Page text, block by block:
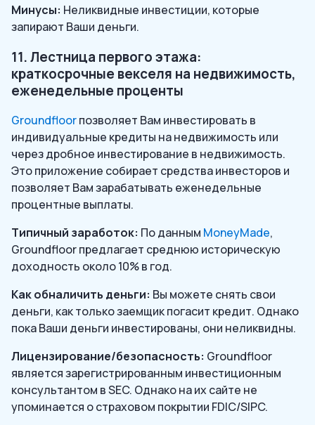
Минусы: Неликвидные инвестиции, которые
запирают Ваши деньги.
11. Лестница первого этажа:
краткосрочные векселя на недвижимость,
еженедельные проценты
Groundfloorпозволяет Вам инвестировать в
индивидуальные кредиты на недвижимость или
через дробное инвестирование в недвижимость.
Это приложение собирает средства инвесторов и
позволяет Вам зарабатывать еженедельные
процентные выплаты.
Типичный заработок: По данным MoneyMade,
Groundfloor предлагает среднюю историческую
доходность около 10% в год.
Как обналичить деньги: Вы можете снять свои
деньги, как только заемщик погасит кредит. Однако
пока Ваши деньги инвестированы, они неликвидны.
Лицензирование/безопасность: Groundfloor
является зарегистрированным инвестиционным
консультантом в SEC. Однако на их сайте не
упоминается о страховом покрытии FDIC/SIPC.